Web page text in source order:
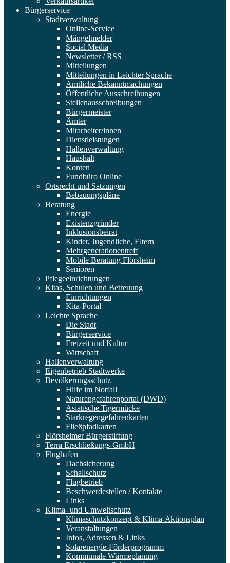
Bürgerservice
Stadtverwaltung
Online-Service
Mängelmelder
Social Media
Newsletter / RSS
Mitteilungen
Mitteilungen in Leichter Sprache
Amtliche Bekanntmachungen
Öffentliche Ausschreibungen
Stellenausschreibungen
Bürgermeister
Ämter
Mitarbeiter/innen
Dienstleistungen
Hallenverwaltung
Haushalt
Konten
Fundbüro Online
Ortsrecht und Satzungen
Bebauungspläne
Beratung
Energie
Existenzgründer
Inklusionsbeirat
Kinder, Jugendliche, Eltern
Mehrgenerationentreff
Mobile Beratung Flörsheim
Senioren
Pflegeeinrichtungen
Kitas, Schulen und Betreuung
Einrichtungen
Kita-Portal
Leichte Sprache
Die Stadt
Bürgerservice
Freizeit und Kultur
Wirtschaft
Hallenverwaltung
Eigenbetrieb Stadtwerke
Bevölkerungsschutz
Hilfe im Notfall
Naturengefahrenportal (DWD)
Asiatische Tigermücke
Starkregengefahrenkarten
Fließpfadkarten
Flörsheimer Bürgerstiftung
Terra Erschließungs-GmbH
Flughafen
Dachsicherung
Schallschutz
Flugbetrieb
Beschwerdestellen / Kontakte
Links
Klima- und Umweltschutz
Klimaschutzkonzept & Klima-Aktionsplan
Veranstaltungen
Infos, Adressen & Links
Solarenergie-Förderprogramm
Kommunale Wärmeplanung